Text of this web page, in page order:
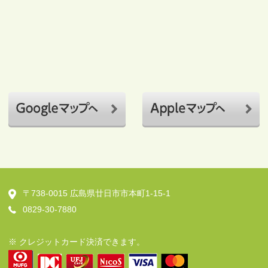
〒738-0015 広島県廿日市市本町1-15-1
0829-30-7880
※ クレジットカード決済できます。